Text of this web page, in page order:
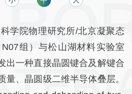
学院物理研究所/北京凝聚态
组）与松山湖材料实验室
出一种直接晶圆键合及解键合
量、晶圆级二维半导体叠层。